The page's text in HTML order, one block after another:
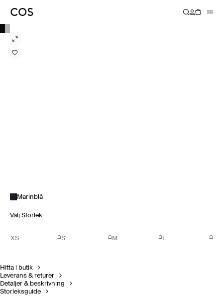
Marinblå
Välj Storlek
XS S M L
Hitta i butik
Leverans & returer
Detaljer & beskrivning
Storleksguide